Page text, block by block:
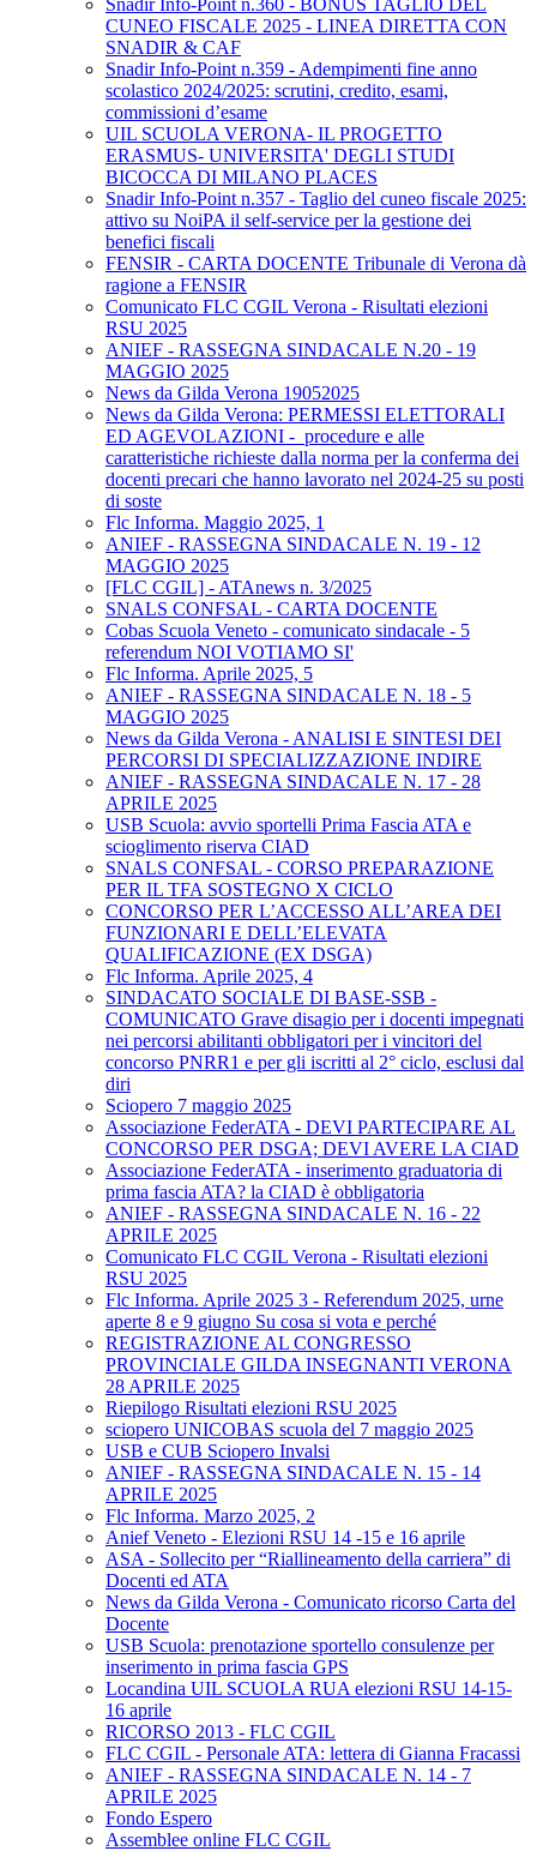
Snadir Info-Point n.360 - BONUS TAGLIO DEL
CUNEO FISCALE 2025 - LINEA DIRETTA CON
SNADIR & CAF
Snadir Info-Point n.359 - Adempimenti fine anno
scolastico 2024/2025: scrutini, credito, esami,
commissioni d’esame
UIL SCUOLA VERONA- IL PROGETTO
ERASMUS- UNIVERSITA' DEGLI STUDI
BICOCCA DI MILANO PLACES
Snadir Info-Point n.357 - Taglio del cuneo fiscale 2025:
attivo su NoiPA il self-service per la gestione dei
benefici fiscali
FENSIR - CARTA DOCENTE Tribunale di Verona dà
ragione a FENSIR
Comunicato FLC CGIL Verona - Risultati elezioni
RSU 2025
ANIEF - RASSEGNA SINDACALE N.20 - 19
MAGGIO 2025
News da Gilda Verona 19052025
News da Gilda Verona: PERMESSI ELETTORALI
ED AGEVOLAZIONI - procedure e alle
caratteristiche richieste dalla norma per la conferma dei
docenti precari che hanno lavorato nel 2024-25 su posti
di soste
Flc Informa. Maggio 2025, 1
ANIEF - RASSEGNA SINDACALE N. 19 - 12
MAGGIO 2025
[FLC CGIL] - ATAnews n. 3/2025
SNALS CONFSAL - CARTA DOCENTE
Cobas Scuola Veneto - comunicato sindacale - 5
referendum NOI VOTIAMO SI'
Flc Informa. Aprile 2025, 5
ANIEF - RASSEGNA SINDACALE N. 18 - 5
MAGGIO 2025
News da Gilda Verona - ANALISI E SINTESI DEI
PERCORSI DI SPECIALIZZAZIONE INDIRE
ANIEF - RASSEGNA SINDACALE N. 17 - 28
APRILE 2025
USB Scuola: avvio sportelli Prima Fascia ATA e
scioglimento riserva CIAD
SNALS CONFSAL - CORSO PREPARAZIONE
PER IL TFA SOSTEGNO X CICLO
CONCORSO PER L’ACCESSO ALL’AREA DEI
FUNZIONARI E DELL’ELEVATA
QUALIFICAZIONE (EX DSGA)
Flc Informa. Aprile 2025, 4
SINDACATO SOCIALE DI BASE-SSB -
COMUNICATO Grave disagio per i docenti impegnati
nei percorsi abilitanti obbligatori per i vincitori del
concorso PNRR1 e per gli iscritti al 2° ciclo, esclusi dal
diri
Sciopero 7 maggio 2025
Associazione FederATA - DEVI PARTECIPARE AL
CONCORSO PER DSGA; DEVI AVERE LA CIAD
Associazione FederATA - inserimento graduatoria di
prima fascia ATA? la CIAD è obbligatoria
ANIEF - RASSEGNA SINDACALE N. 16 - 22
APRILE 2025
Comunicato FLC CGIL Verona - Risultati elezioni
RSU 2025
Flc Informa. Aprile 2025 3 - Referendum 2025, urne
aperte 8 e 9 giugno Su cosa si vota e perché
REGISTRAZIONE AL CONGRESSO
PROVINCIALE GILDA INSEGNANTI VERONA
28 APRILE 2025
Riepilogo Risultati elezioni RSU 2025
sciopero UNICOBAS scuola del 7 maggio 2025
USB e CUB Sciopero Invalsi
ANIEF - RASSEGNA SINDACALE N. 15 - 14
APRILE 2025
Flc Informa. Marzo 2025, 2
Anief Veneto - Elezioni RSU 14 -15 e 16 aprile
ASA - Sollecito per “Riallineamento della carriera” di
Docenti ed ATA
News da Gilda Verona - Comunicato ricorso Carta del
Docente
USB Scuola: prenotazione sportello consulenze per
inserimento in prima fascia GPS
Locandina UIL SCUOLA RUA elezioni RSU 14-15-
16 aprile
RICORSO 2013 - FLC CGIL
FLC CGIL - Personale ATA: lettera di Gianna Fracassi
ANIEF - RASSEGNA SINDACALE N. 14 - 7
APRILE 2025
Fondo Espero
Assemblee online FLC CGIL